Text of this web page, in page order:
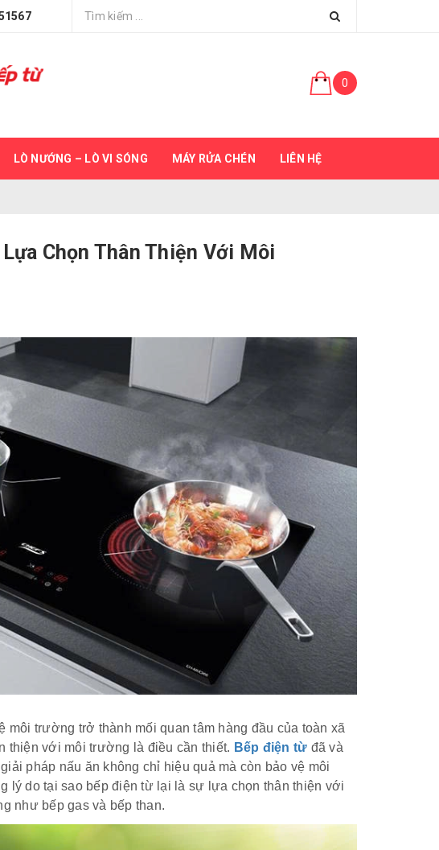
0
LÒ NƯỚNG – LÒ VI SÓNG MÁY RỬA CHÉN LIÊN HỆ
Chọn Thân Thiện Với Môi
môi trường trở thành mối quan tâm hàng đầu của toàn xã
thiện với môi trường là điều cần thiết. Bếp điện từ đã và
pháp nấu ăn không chỉ hiệu quả mà còn bảo vệ môi
lý do tại sao bếp điện từ lại là sự lựa chọn thân thiện với
như bếp gas và bếp than.